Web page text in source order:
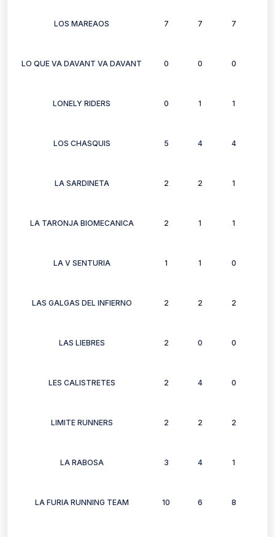
LOS MAREAOS 7 7 7
LO QUE VA DAVANT VA DAVANT 0 0 0
LONELY RIDERS 0 1 1
LOS CHASQUIS 5 4 4
LA SARDINETA 2 2 1
LA TARONJA BIOMECANICA 2 1 1
LA V SENTURIA 1 1 0
LAS GALGAS DEL INFIERNO 2 2 2
LAS LIEBRES 2 0 0
LES CALISTRETES 2 4 0
LIMITE RUNNERS 2 2 2
LA RABOSA 3 4 1
LA FURIA RUNNING TEAM 10 6 8